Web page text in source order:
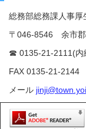
総務部総務課人事厚
〒046-8546 余市郡
☎ 0135-21-2111(内
FAX 0135-21-2144
メール